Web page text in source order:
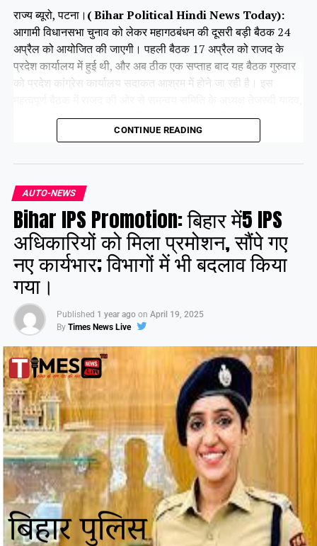
राज्य ब्यूरो, पटना। ( Bihar Political Hindi News Today):
आगामी विधानसभा चुनाव को लेकर महागठबंधन की दूसरी बड़ी बैठक 24
अप्रैल को आयोजित की जाएगी। पहली बैठक 17 अप्रैल को राजद के
प्रदेश कार्यालय में हुई थी, और अब ठीक एक सप्ताह बाद यह बैठक गुरुवार
को प्रदेश कांग्रेस कार्यालय सदाकत आश्रम में होने जा रही है। इस
कांग्रेस की ओर से राजेश राम और कृष्णा अल्लावारू, वीआईपी के मुकेश
सहनी और वाम दलों के प्रमुख नेता भाग लेंगे।
Share this:
Facebook X
Like this:
CONTINUE READING
AUTO-NEWS
Bihar IPS Promotion: बिहार में5 IPS
अधिकारियों को मिला प्रमोशन, सौंपे गए
नए कार्यभार; विभागों में भी बदलाव किया
गया।
Published 1 year ago on April 19, 2025
By Times News Live